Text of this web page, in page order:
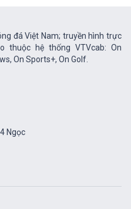
đá Việt Nam; truyền hình trực
thuộc hệ thống VTVcab: On
On Sports+, On Golf.
Ngọc